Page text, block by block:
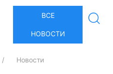
ВСЕ
НОВОСТИ
Новости